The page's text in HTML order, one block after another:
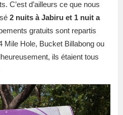
C’est d’ailleurs ce que nous
2 nuits à Jabiru et 1 nuit a
gratuits sont repartis
Mile Hole, Bucket Billabong ou
ils étaient tous